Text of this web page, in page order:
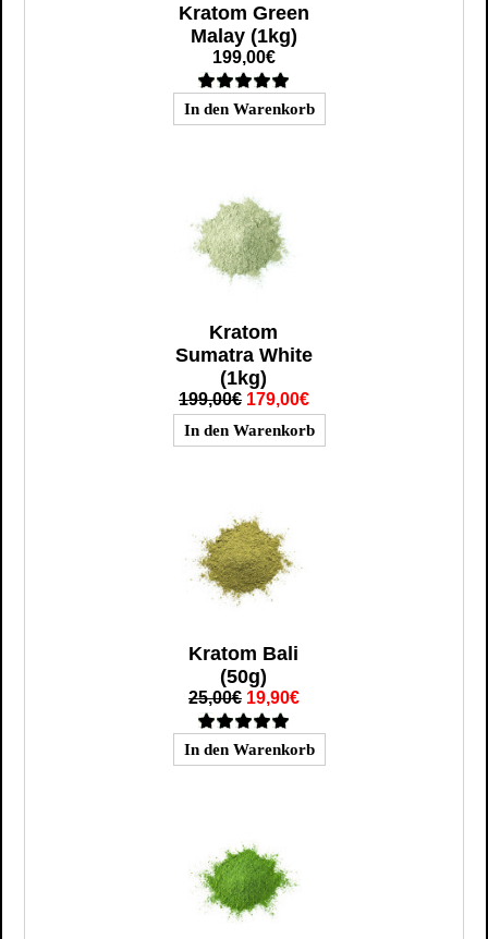
Kratom Green
Malay (1kg)
199,00€
Kratom
Sumatra White
(1kg)
199,00€ 179,00€
Kratom Bali
(50g)
25,00€ 19,90€